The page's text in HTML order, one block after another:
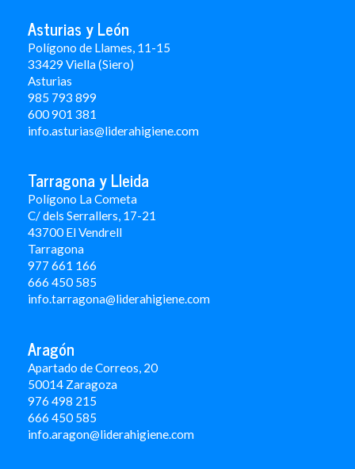
Asturias y León
Polígono de Llames, 11-15
33429 Viella (Siero)
Asturias
985 793 899
600 901 381
info.asturias@liderahigiene.com
Tarragona y Lleida
Polígono La Cometa
C/ dels Serrallers, 17-21
43700 El Vendrell
Tarragona
977 661 166
666 450 585
info.tarragona@liderahigiene.com
Aragón
Apartado de Correos, 20
50014 Zaragoza
976 498 215
666 450 585
info.aragon@liderahigiene.com